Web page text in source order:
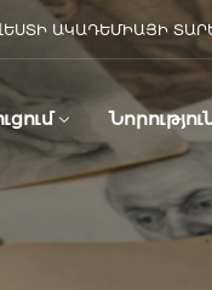
ԱԿԱԴԵՄԻԱՅԻ